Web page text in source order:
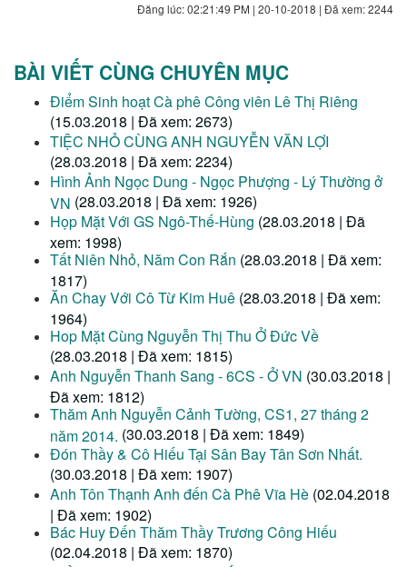
Đăng lúc: 02:21:49 PM | 20-10-2018 | Đã xem: 2244
BÀI VIẾT CÙNG CHUYÊN MỤC
Điểm Sinh hoạt Cà phê Công viên Lê Thị Riêng
(15.03.2018 | Đã xem: 2673)
TIỆC NHỎ CÙNG ANH NGUYỄN VĂN LỢI
(28.03.2018 | Đã xem: 2234)
Hình Ảnh Ngọc Dung - Ngọc Phượng - Lý Thường ở
VN (28.03.2018 | Đã xem: 1926)
Họp Mặt Với GS Ngô-Thế-Hùng (28.03.2018 | Đã
xem: 1998)
Tất Niên Nhỏ, Năm Con Rắn (28.03.2018 | Đã xem:
1817)
Ăn Chay Với Cô Từ Kim Huê (28.03.2018 | Đã xem:
1964)
Hop Mặt Cùng Nguyễn Thị Thu Ở Đức Về
(28.03.2018 | Đã xem: 1815)
Anh Nguyễn Thanh Sang - 6CS - Ở VN (30.03.2018 |
Đã xem: 1812)
Thăm Anh Nguyễn Cảnh Tường, CS1, 27 tháng 2
năm 2014. (30.03.2018 | Đã xem: 1849)
Đón Thầy & Cô Hiếu Tại Sân Bay Tân Sơn Nhất.
(30.03.2018 | Đã xem: 1907)
Anh Tôn Thạnh Anh đến Cà Phê Vĩa Hè (02.04.2018
| Đã xem: 1902)
Bác Huy Đến Thăm Thầy Trương Công Hiếu
(02.04.2018 | Đã xem: 1870)